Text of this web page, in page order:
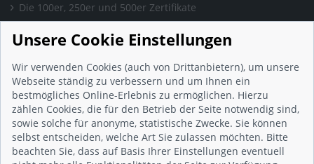
Die 100er, 250er und 500er Zertifikate
Presse & Wissen
Presse und Informationen
Blog
Häufig gestellte Fragen (FAQ)
Studie: Digitalisierungsbarometer
Initiative gegen Fake-Bewertungen
Kunden Informationen
Beratungsgespräch vereinbaren
Unsere Cookie Einstellungen
Wir verwenden Cookies (auch von Drittanbietern), um unsere
Webseite ständig zu verbessern und um Ihnen ein
bestmögliches Online-Erlebnis zu ermöglichen. Hierzu
zählen Cookies, die für den Betrieb der Seite notwendig sind,
sowie solche für anonyme, statistische Zwecke. Sie können
selbst entscheiden, welche Art Sie zulassen möchten. Bitte
beachten Sie, dass auf Basis Ihrer Einstellungen eventuell